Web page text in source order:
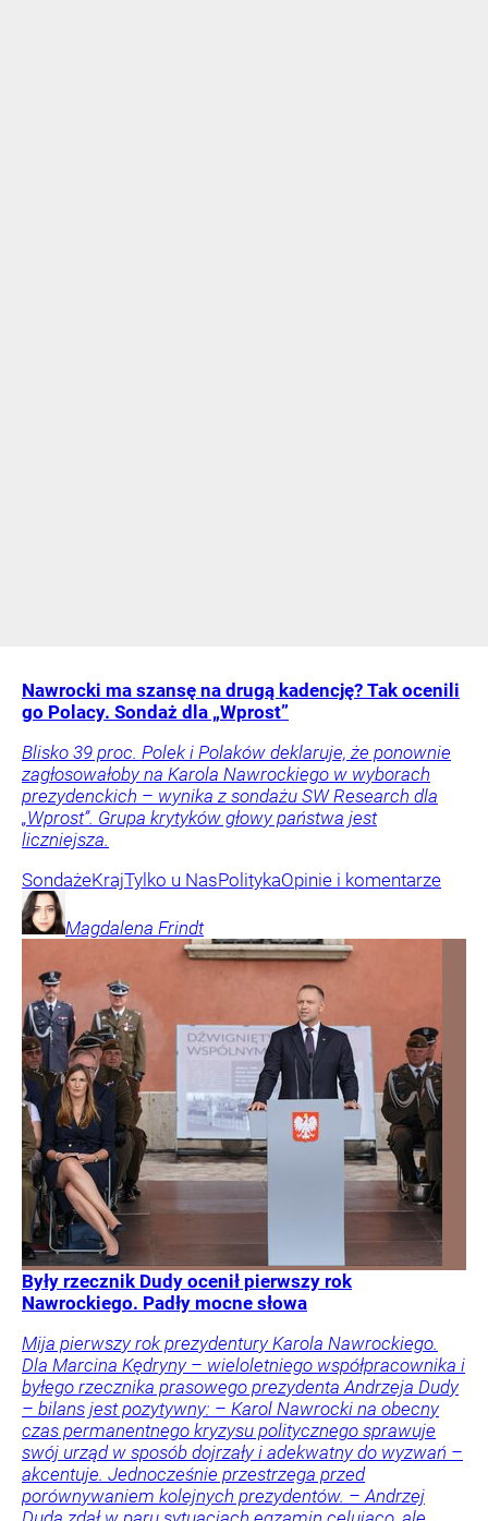
Nawrocki ma szansę na drugą kadencję? Tak ocenili
go Polacy. Sondaż dla „Wprost”
Blisko 39 proc. Polek i Polaków deklaruje, że ponownie
zagłosowałoby na Karola Nawrockiego w wyborach
prezydenckich – wynika z sondażu SW Research dla
„Wprost”. Grupa krytyków głowy państwa jest
liczniejsza.
SondażeKrajTylko u NasPolitykaOpinie i komentarze
Magdalena Frindt
Były rzecznik Dudy ocenił pierwszy rok
Nawrockiego. Padły mocne słowa
Mija pierwszy rok prezydentury Karola Nawrockiego.
Dla Marcina Kędryny – wieloletniego współpracownika i
byłego rzecznika prasowego prezydenta Andrzeja Dudy
– bilans jest pozytywny: – Karol Nawrocki na obecny
czas permanentnego kryzysu politycznego sprawuje
swój urząd w sposób dojrzały i adekwatny do wyzwań –
akcentuje. Jednocześnie przestrzega przed
porównywaniem kolejnych prezydentów. – Andrzej